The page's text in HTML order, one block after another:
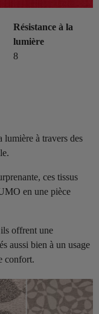
Résistance à la
lumière
8
à travers des
ces tissus
en une pièce
offrent une
aussi bien à un usage
confort.